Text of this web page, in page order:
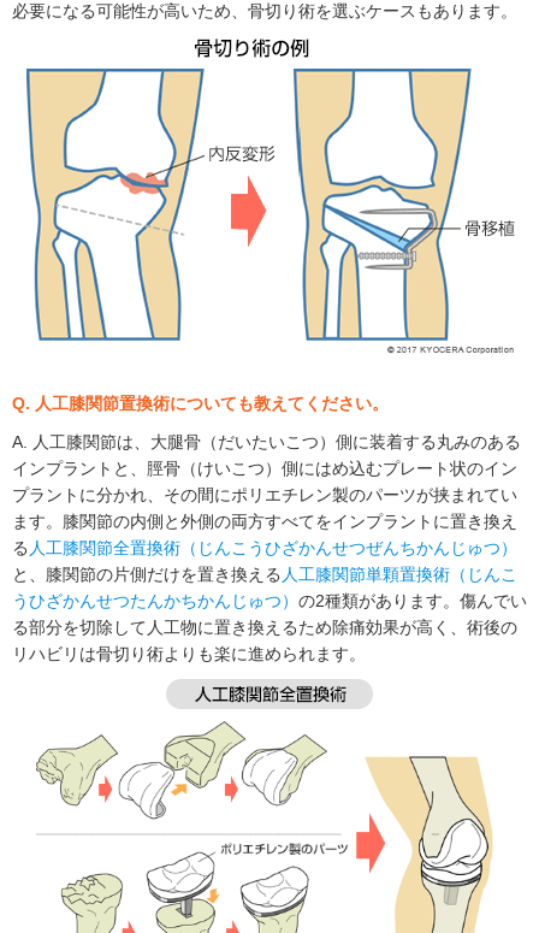
必要になる可能性が高いため、骨切り術を選ぶケースもあります。
Q. 人工膝関節置換術についても教えてください。
A. 人工膝関節は、大腿骨（だいたいこつ）側に装着する丸みのある
インプラントと、脛骨（けいこつ）側にはめ込むプレート状のイン
プラントに分かれ、その間にポリエチレン製のパーツが挟まれてい
ます。膝関節の内側と外側の両方すべてをインプラントに置き換え
る 人工膝関節全置換術（じんこうひざかんせつぜんちかんじゅつ）
と、膝関節の片側だけを置き換える 人工膝関節単顆置換術（じんこ
うひざかんせつたんかちかんじゅつ） の2種類があります。傷んでい
る部分を切除して人工物に置き換えるため除痛効果が高く、術後の
リハビリは骨切り術よりも楽に進められます。